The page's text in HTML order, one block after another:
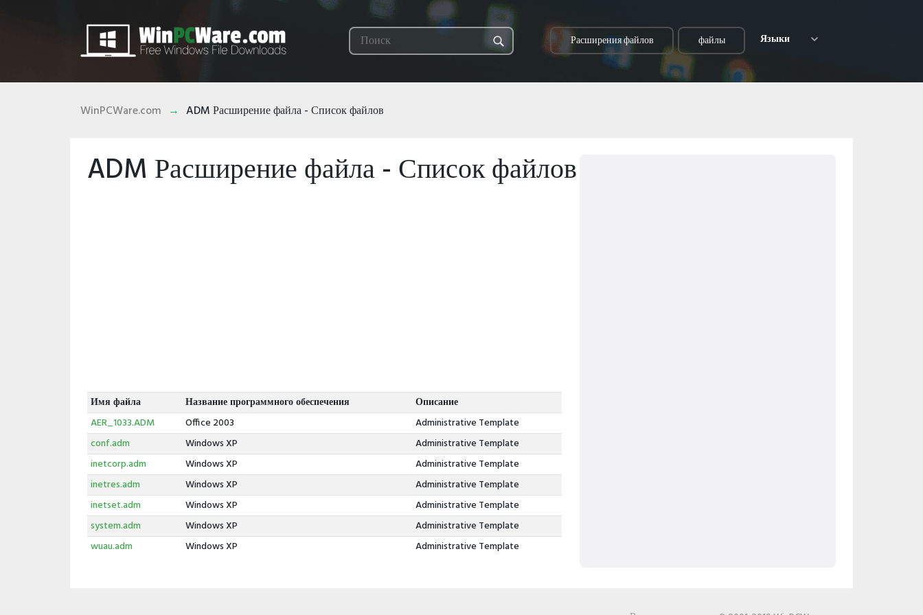
Расширения файлов файлы Языки
WinPCWare.com ADM Расширение файла - Список файлов
ADM Расширение файла - Список файлов
Имя файла Название программного обеспечения
Описание
AER_1033.ADM
Office 2003
Administrative Template
conf.adm
Windows XP
Administrative Template
inetcorp.adm
Windows XP
Administrative Template
inetres.adm
Windows XP
Administrative Template
inetset.adm
Windows XP
Administrative Template
system.adm
Windows XP
Administrative Template
wuau.adm
Windows XP Administrative Template